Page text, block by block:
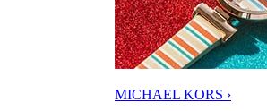
MICHAEL KORS ›